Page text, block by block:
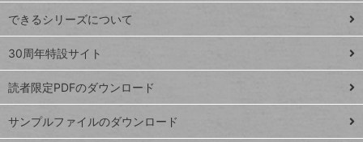
Google
スプレ
ッドシ
ート
iPhone
VLOOKUP
ト
ッ
プ
ペ
ジ
できるシリーズについて
30周年特設サイト
読者限定PDFのダウンロード
サンプルファイルのダウンロード